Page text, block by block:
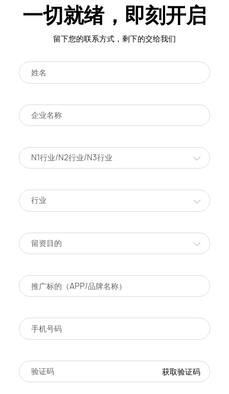
一切就绪，即刻开启
留下您的联系方式，剩下的交给我们
N1行业/N2行业/N3行业
行业
留资目的
获取验证码